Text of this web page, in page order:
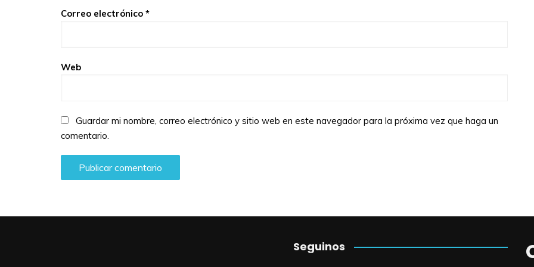
Correo electrónico *
Web
Guardar mi nombre, correo electrónico y sitio web en este navegador para la próxima vez que haga un
comentario.
Seguinos